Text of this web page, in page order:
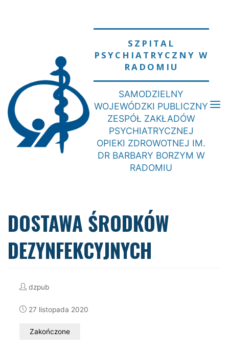
SZPITAL
PSYCHIATRYCZNY W
RADOMIU
SAMODZIELNY
WOJEWÓDZKI PUBLICZNY
ZESPÓŁ ZAKŁADÓW
PSYCHIATRYCZNEJ
OPIEKI ZDROWOTNEJ IM.
DR BARBARY BORZYM W
RADOMIU
DOSTAWA ŚRODKÓW
DEZYNFEKCYJNYCH
dzpub
27 listopada 2020
Zakończone